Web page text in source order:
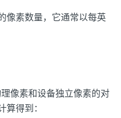
像素数量，它通常以每英
像素和设备独立像素的对
算得到：